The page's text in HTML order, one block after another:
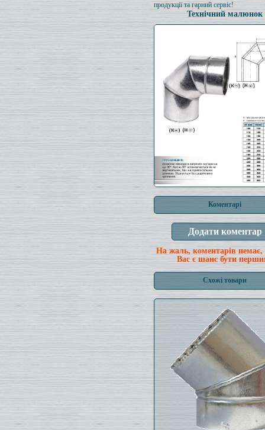
продукції та гарний сервіс!
Технічний малюнок
Коментарі
На жаль, коментарів немає,
Вас є шанс бути
Схожі товари